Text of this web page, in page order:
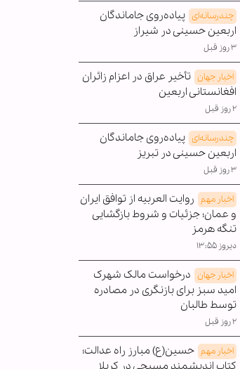
چندرسانه‌ای پیاده‌روی جاماندگان
اربعین حسینی در شیراز
۳ روز قبل
اخبار جهان تأخیر عراق در اعزام زائران
افغانستانی اربعین
۲ روز قبل
چندرسانه‌ای پیاده‌روی جاماندگان
اربعین حسینی در تبریز
۳ روز قبل
اخبار مهم روایت العربیه از توافق ایران
و عمان؛ جزئیات و شروط بازگشایی
تنگه هرمز
دیروز ۱۳:۵۵
اخبار جهان درخواست مالک شهرک
امید سبز برای بازنگری در مصادره
توسط طالبان
۲ روز قبل
اخبار مهم حسین(ع) مبارز راه عدالت؛
کتاب اندیشمند مسیحی در کربلا